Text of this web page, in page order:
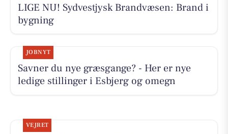
LIGE NU! Sydvestjysk Brandvæsen: Brand i
bygning
JOBNYT
Savner du nye græsgange? - Her er nye
ledige stillinger i Esbjerg og omegn
VEJRET